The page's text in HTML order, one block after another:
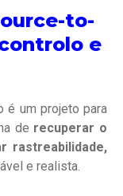
to-
e
é um projeto para
de recuperar o
rastreabilidade,
e realista.